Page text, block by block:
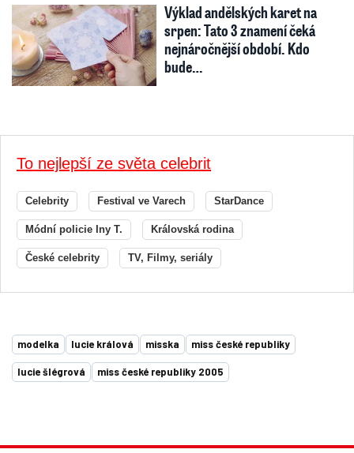
Výklad andělských karet na
srpen: Tato 3 znamení čeká
nejnáročnější období. Kdo
bude…
To nejlepší ze světa celebrit
Celebrity Festival ve Varech StarDance
Módní policie Iny T. Královská rodina
České celebrity TV, Filmy, seriály
modelka lucie králová misska miss české republiky
lucie šlégrová miss české republiky 2005